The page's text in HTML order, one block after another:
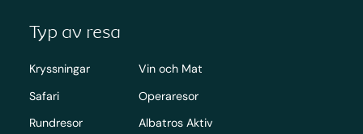
Typ av resa
Kryssningar
Safari
Rundresor
Vin och Mat
Operaresor
Albatros Aktiv